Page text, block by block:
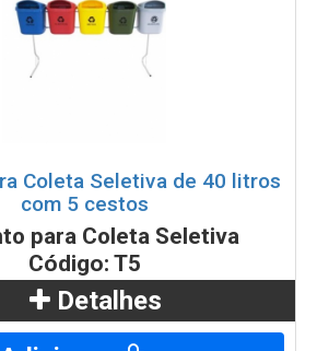
Coleta Seletiva de 40 litros
com 5 cestos
para Coleta Seletiva
Código: T5
Detalhes